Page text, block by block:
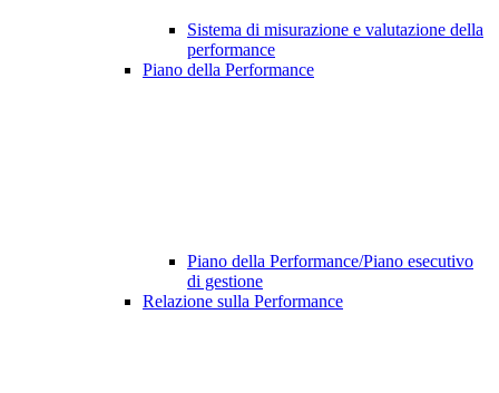
Sistema di misurazione e valutazione della
performance
Piano della Performance
Piano della Performance/Piano esecutivo
di gestione
Relazione sulla Performance